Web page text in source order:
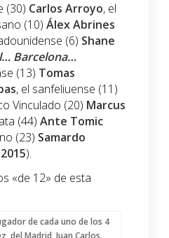
(30) Carlos Arroyo, el
(10) Álex Abrines
(6) Shane
Barcelona…
(13) Tomas
, el sanfeliuense (11)
Vinculado (20) Marcus
(44) Ante Tomic
(23) Samardo
).
«de 12» de esta